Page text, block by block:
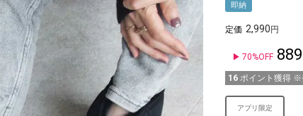
即納
定価 2,990
70%OFF 889
16 ポイント獲得 ※
アプリ限定